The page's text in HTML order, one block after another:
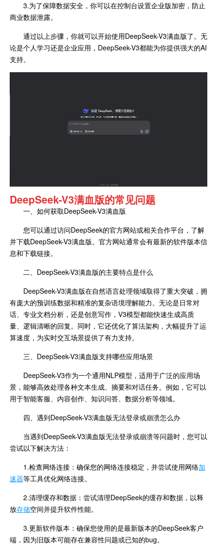
3.为了保障数据安全，你可以在控制台设置企业版加密，防止
商业数据泄露。
通过以上步骤，你就可以开始使用DeepSeek-V3满血版了。无
论是个人学习还是企业应用，DeepSeek-V3都能为你提供强大的AI
支持。
DeepSeek-V3满血版的常见问题
一、如何获取DeepSeek-V3满血版
您可以通过访问DeepSeek的官方网站或相关合作平台，了解
并下载DeepSeek-V3满血版。官方网站通常会有最新的软件版本信
息和下载链接。
二、DeepSeek-V3满血版的主要特点是什么
DeepSeek-V3满血版在自然语言处理领域取得了重大突破，拥
有庞大的预训练数据和精准的复杂语境理解能力。无论是日常对
话、专业文档分析，还是创意写作，V3模型都能快速生成高质
量、逻辑清晰的回复。同时，它还优化了算法架构，大幅提升了运
算速度，为实时交互场景提供了有力支持。
三、DeepSeek-V3满血版支持哪些应用场景
DeepSeek-V3作为一个通用NLP模型，适用于广泛的应用场
景，能够高效处理各种文本生成、摘要和对话任务。例如，它可以
用于智能客服、内容创作、知识问答、数据分析等领域。
四、遇到DeepSeek-V3满血版无法登录或崩溃怎么办
当遇到DeepSeek-V3满血版无法登录或崩溃等问题时，您可以
尝试以下解决方法：
1.检查网络连接：确保您的网络连接稳定，并尝试使用网络加
速器等工具优化网络连接。
2.清理缓存和数据：尝试清理DeepSeek的缓存和数据，以释
放存储空间并提升软件性能。
3.更新软件版本：确保您使用的是最新版本的DeepSeek客户
端，因为旧版本可能存在兼容性问题或已知的bug。